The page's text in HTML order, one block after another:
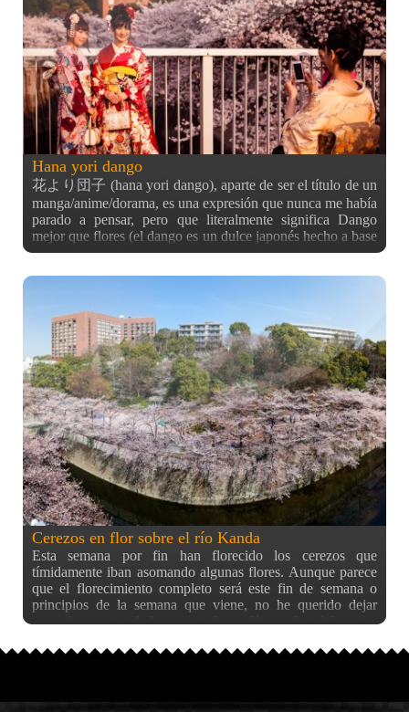
Hana yori dango
花より団子 (hana yori dango), aparte de ser el título de un
manga/anime/dorama, es una expresión que nunca me había
parado a pensar, pero que literalmente significa Dango
mejor que flores (el dango es un dulce japonés hecho a base
de pasta de arroz) y que se usa para indicar que los
que realmente es el motivo por el que se va en esas fechas a
hacer hanami. Por cierto, que el nombre real del manga, al
ser un shôjo (manga para chicas) relacionado con el amor
(como no), la palabra dango (団子) se escribe con el kanji
de hombre (男子) con lo que se convierte en un juego de
palabras para expresar Chicos mejor que flores. Ahí queda
el apunte curioso/friki ;) Todo esto es simplemente para
introducir que el otro día pude por fin ir a ver un poco los
cerezos y, aunque el día no acompañaba demasiado, me di
un paseo por el río Kanda que tenía al lado de casa y pude
observar como estaba lleno de gente haciendo
Cerezos en flor sobre el río Kanda
Esta semana por fin han florecido los cerezos que
tímidamente iban asomando algunas flores. Aunque parece
que el florecimiento completo será este fin de semana o
principios de la semana que viene, no he querido dejar
pasar la oportunidad que este buen día me brindaba y he
mi azotea (pero esta vez en dirección contraria a la anterior)
espero que con más tiempo, pero probablemente ya no